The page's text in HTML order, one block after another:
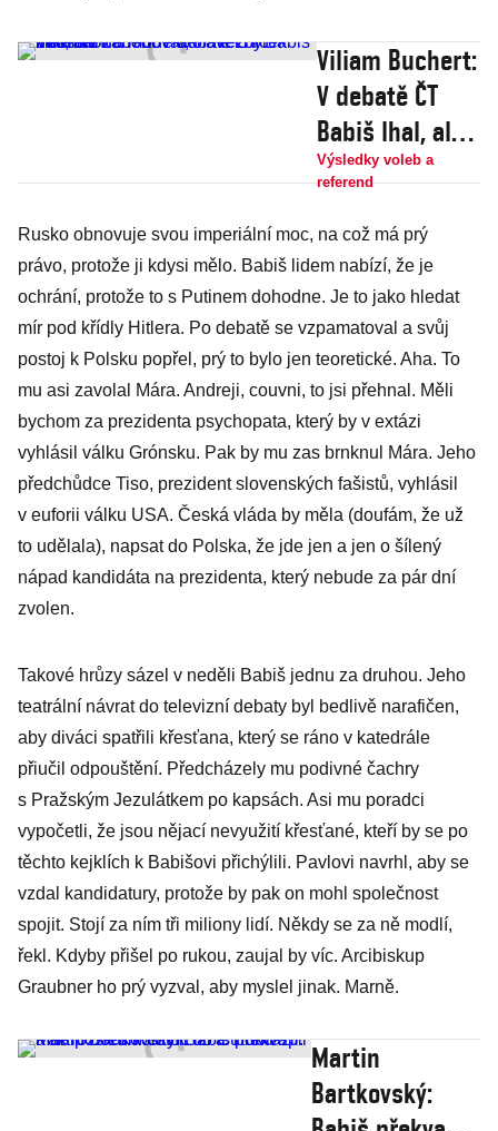
Viliam Buchert:
V debatě ČT
Babiš lhal, ale
zabodoval,
neosobní a
moderátor
Řezníček
zklamal
Výsledky voleb a
referend
Rusko obnovuje svou imperiální moc, na což má prý
právo, protože ji kdysi mělo. Babiš lidem nabízí, že je
ochrání, protože to s Putinem dohodne. Je to jako hledat
mír pod křídly Hitlera. Po debatě se vzpamatoval a svůj
postoj k Polsku popřel, prý to bylo jen teoretické. Aha. To
mu asi zavolal Mára. Andreji, couvni, to jsi přehnal. Měli
bychom za prezidenta psychopata, který by v extázi
vyhlásil válku Grónsku. Pak by mu zas brnknul Mára. Jeho
předchůdce Tiso, prezident slovenských fašistů, vyhlásil
v euforii válku USA. Česká vláda by měla (doufám, že už
to udělala), napsat do Polska, že jde jen a jen o šílený
nápad kandidáta na prezidenta, který nebude za pár dní
zvolen.
Takové hrůzy sázel v neděli Babiš jednu za druhou. Jeho
teatrální návrat do televizní debaty byl bedlivě narafičen,
aby diváci spatřili křesťana, který se ráno v katedrále
přiučil odpouštění. Předcházely mu podivné čachry
s Pražským Jezulátkem po kapsách. Asi mu poradci
vypočetli, že jsou nějací nevyužití křesťané, kteří by se po
těchto kejklích k Babišovi přichýlili. Pavlovi navrhl, aby se
vzdal kandidatury, protože by pak on mohl společnost
spojit. Stojí za ním tři miliony lidí. Někdy se za ně modlí,
řekl. Kdyby přišel po rukou, zaujal by víc. Arcibiskup
Graubner ho prý vyzval, aby myslel jinak. Marně.
Martin
Bartkovský: